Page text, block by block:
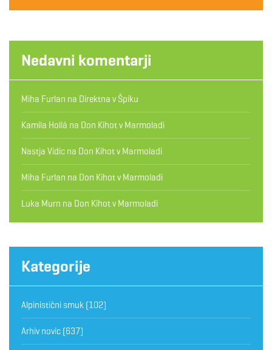
Nedavni komentarji
Miha Furlan na Direktna v Špiku
Kamila Hollá na Don Kihot v Marmoladi
Nastja Vidic na Don Kihot v Marmoladi
Miha Furlan na Don Kihot v Marmoladi
Luka Murn na Don Kihot v Marmoladi
Kategorije
Alpinistični smuk (102)
Arhiv novic (637)